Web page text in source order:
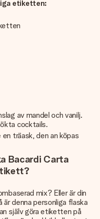
etiketten:
av mandel och vanilj.
cocktails.
träask, den an köpas
Bacardi Carta
mix? Eller är din
denna personliga flaska
själv göra etiketten på